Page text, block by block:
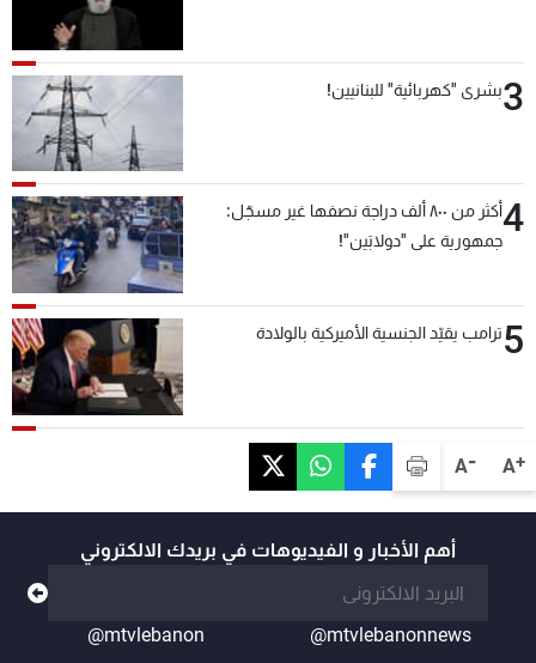
A+
A-
3بشرى "كهربائية" للبنانيين!
4
أكثر من ٨٠٠ ألف دراجة نصفها غير مسجّل:
جمهورية على "دولابَين"!
5ترامب يقيّد الجنسية الأميركية بالولادة
أهم الأخبار و الفيديوهات في بريدك الالكتروني
@mtvlebanonnews
@mtvlebanon